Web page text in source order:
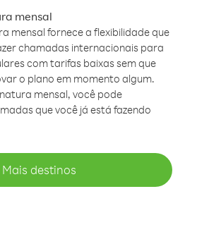
mensal
mensal fornece a flexibilidade que
chamadas internacionais para
com tarifas baixas sem que
o plano em momento algum.
mensal, você pode
que você já está fazendo
Mais destinos